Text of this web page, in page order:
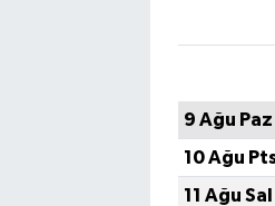
9 Ağu Paz
10 Ağu
11 Ağu Sal